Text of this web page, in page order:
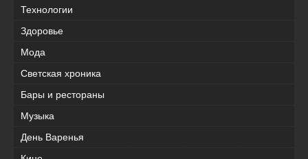
Технологии
Здоровье
Мода
Светская хроника
Бары и рестораны
Музыка
День Варенья